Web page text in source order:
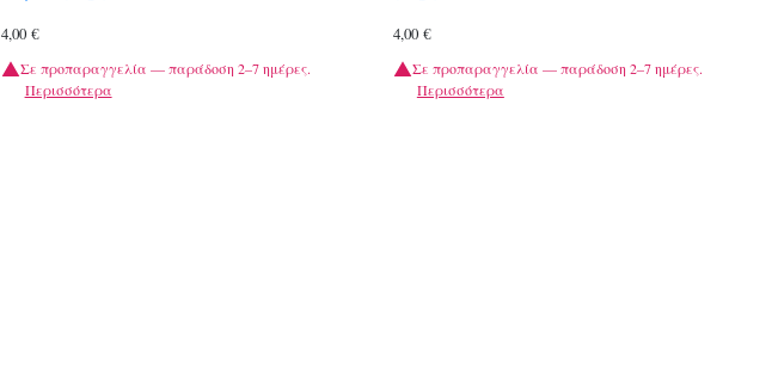
4,00 €
Σε προπαραγγελία — παράδοση 2–7 ημέρες.
Περισσότερα
4,00 €
Σε προπαραγγελία — παράδοση 2–7 ημέρες.
Περισσότερα